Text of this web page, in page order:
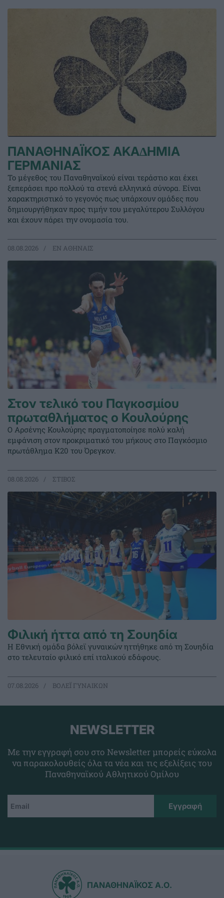
ΠΑΝΑΘΗΝΑΪΚΟΣ ΑΚΑ∆ΗΜΙΑ
ΓΕΡΜΑΝΙΑΣ
Το μέγεθος του Παναθηναϊκού είναι τεράστιο και έχει
ξεπεράσει προ πολλού τα στενά ελληνικά σύνορα. Είναι
χαρακτηριστικό το γεγονός πως υπάρχουν ομάδες που
δημιουργήθηκαν προς τιμήν του μεγαλύτερου Συλλόγου
και έχουν πάρει την ονομασία του.
08.08.2026 EΝ ΑΘΗΝΑΙΣ
Στον τελικό του Παγκοσμίου
πρωταθλήματος ο Κουλούρης
Ο Αρσένης Κουλούρης πραγματοποίησε πολύ καλή
εμφάνιση στον προκριματικό του μήκους στο Παγκόσμιο
πρωτάθλημα Κ20 του Όρεγκον.
08.08.2026 ΣΤΙΒΟΣ
Φιλική ήττα από τη Σουηδία
Η Εθνική ομάδα βόλεϊ γυναικών ηττήθηκε από τη Σουηδία
στο τελευταίο φιλικό επί ιταλικού εδάφους.
07.08.2026 ΒΟΛΕΪ ΓΥΝΑΙΚΩΝ
NEWSLETTER
Με την εγγραφή σου στο Newsletter μπορείς εύκολα
να παρακολουθείς όλα τα νέα και τις εξελίξεις του
Παναθηναϊκού Αθλητικού Ομίλου
ΠΑΝΑΘΗΝΑΪΚΟΣ Α.Ο.